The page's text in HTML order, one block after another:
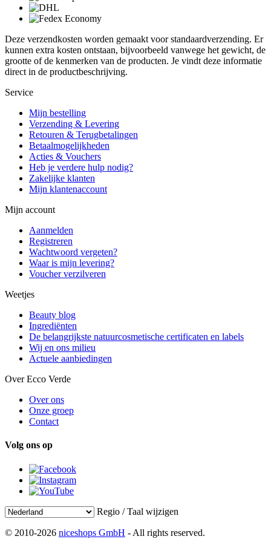
Deze verzendkosten worden gemaakt voor standaardverzending. Er
kunnen extra kosten ontstaan, bijvoorbeeld vanwege het gewicht, de
grootte of de kenmerken van de producten. Je vindt deze informatie
direct in de productbeschrijving.
Service
Mijn bestelling
Verzending & Levering
Retouren & Terugbetalingen
Betaalmogelijkheden
Acties & Vouchers
Heb je verdere hulp nodig?
Zakelijke klanten
Mijn klantenaccount
Mijn account
Aanmelden
Registreren
Wachtwoord vergeten?
Waar is mijn levering?
Voucher verzilveren
Weetjes
Beauty blog
Ingrediënten
De belangrijkste natuurcosmetische certificaten en labels
Wij en ons milieu
Actuele aanbiedingen
Over Ecco Verde
Over ons
Onze groep
Contact
Volg ons op
Regio / Taal wijzigen
© 2010-2026 niceshops GmbH - All rights reserved.